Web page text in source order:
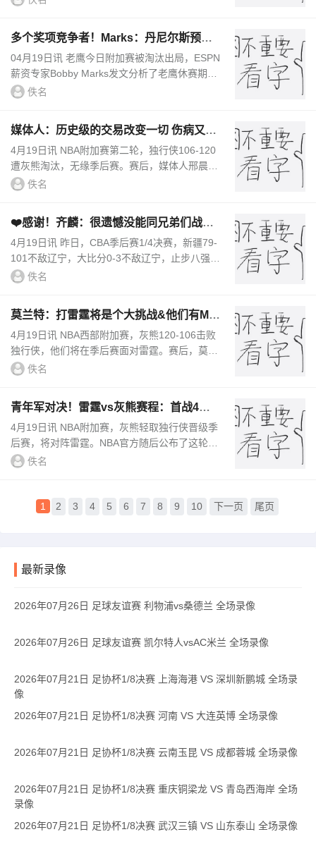
多个奖项竞争者！Marks：丹尼尔斯预计5
年1.7亿 与萨格斯合同相当
04月19日讯 老鹰今日附加赛被淘汰出局，ESPN
薪资专家Bobby Marks发文分析了老鹰休赛期的
各项事务。Marks表示，戴森-丹尼尔斯不太可能
佚名
媒体人：历史级的交易改变一切 伤病又改
变了这赛季独行侠的剧本
4月19日讯 NBA附加赛第二轮，独行侠106-120
遭灰熊淘汰，无缘季后赛。赛后，媒体人邢晨发
文谈到了独行侠，内容如下：独行侠的赛季结束
佚名
❤️感谢！齐麟：很遗憾没能同兄弟们战到
最后 继续向前 下次见～
4月19日讯 昨日，CBA季后赛1/4决赛，新疆79-
101不敌辽宁，大比分0-3不敌辽宁，止步八强。
赛后，新疆球员齐麟更新社媒为本赛季作出总
佚名
莫兰特：打雷霆将是个大挑战&他们有MV
P 我们必须打出纪律性
4月19日讯 NBA西部附加赛，灰熊120-106击败
独行侠，他们将在季后赛面对雷霆。赛后，莫兰
特接受了记者采访。谈到将面对雷霆，他说道：
佚名
青年军对决！雷霆vs灰熊赛程：首战4月2
1日凌晨1点
4月19日讯 NBA附加赛，灰熊轻取独行侠晋级季
后赛，将对阵雷霆。NBA官方随后公布了这轮系
列赛的赛程（北京时间）：G1 4月21日1点 雷霆
佚名
1 2 3 4 5 6 7 8 9 10 下一页 尾页
最新录像
2026年07月26日 足球友谊赛 利物浦vs桑德兰 全场录像
2026年07月26日 足球友谊赛 凯尔特人vsAC米兰 全场录像
2026年07月21日 足协杯1/8决赛 上海海港 VS 深圳新鹏城 全场录
像
2026年07月21日 足协杯1/8决赛 河南 VS 大连英博 全场录像
2026年07月21日 足协杯1/8决赛 云南玉昆 VS 成都蓉城 全场录像
2026年07月21日 足协杯1/8决赛 重庆铜梁龙 VS 青岛西海岸 全场
录像
2026年07月21日 足协杯1/8决赛 武汉三镇 VS 山东泰山 全场录像